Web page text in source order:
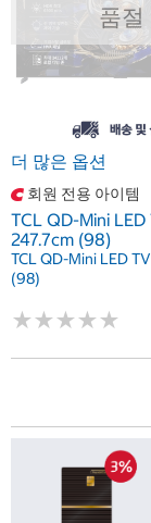
품절
더 많은 옵션
회원 전용 아이템
TCL QD-Mini LED
247.7cm (98)
TCL QD-Mini LED
(98)
★★★★★
★★★★★